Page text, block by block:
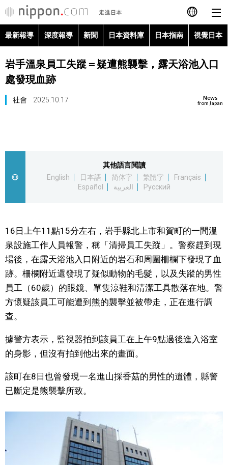
日本語
English
最新報導
視覺日本
臺灣香港
更多
日本入門
政治外交
最新報導 深度報導 新聞 日本資料庫 日本指南 視覺日本
岩手溫泉員工失蹤＝疑遭熊襲擊，露天浴池入口
處發現血跡
News
from Japan
社會 2025.10.17
其他語言閱讀
English
日本語 简体字 繁體字
Français
Español
العربية Русский
16日上午11點15分左右，岩手縣北上市和賀町的一間溫
泉設施工作人員報警，稱「清掃員工失蹤」。警察趕到現
場後，在露天浴池入口附近的岩石和周圍柵欄下發現了血
跡。柵欄附近還發現了疑似動物的毛髮，以及失蹤的男性
員工（60歲）的眼鏡、單隻涼鞋和清潔工具散落在地。警
方懷疑該員工可能遭到熊的襲擊並被帶走，正在進行調
查。
據警方表示，監視器拍到該員工在上午9點過後進入浴室
的身影，但沒有拍到他出來的畫面。
該町在8日也曾發現一名進山採香菇的男性的遺體，縣警
已斷定是熊襲擊所致。